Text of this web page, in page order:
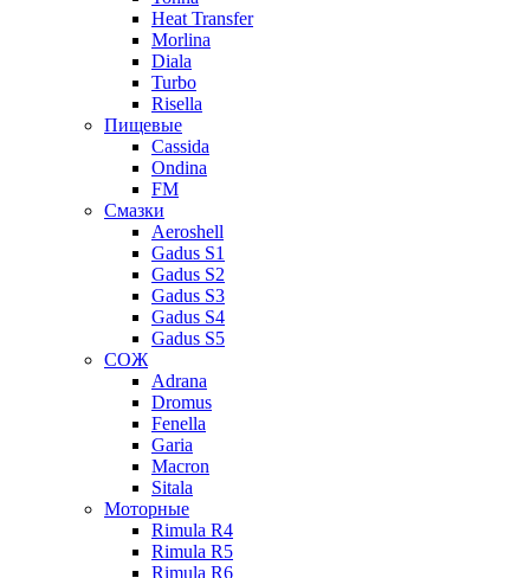
Heat Transfer
Morlina
Diala
Turbo
Risella
Пищевые
Cassida
Ondina
FM
Смазки
Aeroshell
Gadus S1
Gadus S2
Gadus S3
Gadus S4
Gadus S5
СОЖ
Adrana
Dromus
Fenella
Garia
Macron
Sitala
Моторные
Rimula R4
Rimula R5
Rimula R6